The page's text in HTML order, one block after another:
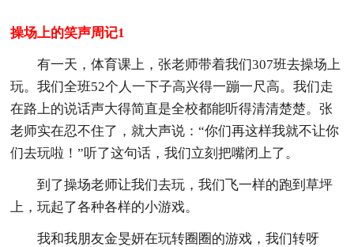
操场上的笑声周记1
有一天，体育课上，张老师带着我们307班去操场上
玩。我们全班52个人一下子高兴得一蹦一尺高。我们走
在路上的说话声大得简直是全校都能听得清清楚楚。张
老师实在忍不住了，就大声说：“你们再这样我就不让你
们去玩啦！”听了这句话，我们立刻把嘴闭上了。
到了操场老师让我们去玩，我们飞一样的跑到草坪
上，玩起了各种各样的小游戏。
我和我朋友金旻妍在玩转圈圈的游戏，我们转呀